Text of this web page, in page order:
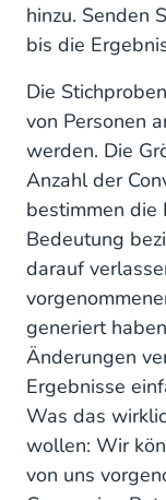
hinzu. Senden
bis die
Die
von Personen
werden. Die
Anzahl der
bestimmen die
Bedeutung
darauf
generiert
Änderungen
Ergebnisse
Was das
wollen: Wir
von uns